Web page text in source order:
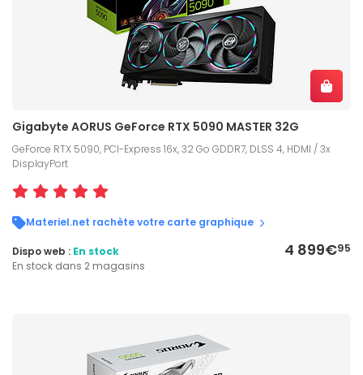
Gigabyte AORUS GeForce RTX 5090 MASTER 32G
GeForce RTX 5090, PCI-Express 16x, 32 Go GDDR7, DLSS 4, HDMI / 3x
DisplayPort
Materiel.net rachète votre carte graphique
4 899€95
Dispo web : En stock
En stock dans 2 magasins